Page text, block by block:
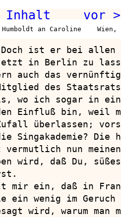
Inhalt vor >
an Caroline
Doch ist er bei allen
in Berlin zu
auch das
des
wo ich sogar in
Einfluß bin, weil
überlassen;
Singakademie?
nun meinen
wird, daß Du,
mir ein, daß in
ein wenig im Geruch
wird, warum